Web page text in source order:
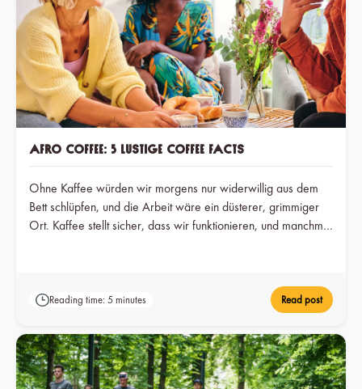
Afro Coffee: 5 lustige Coffee Facts
Ohne Kaffee würden wir morgens nur widerwillig aus dem
Bett schlüpfen, und die Arbeit wäre ein düsterer, grimmiger
Ort. Kaffee stellt sicher, dass wir funktionieren, und manchmal
überraschende Geschichten über Kaffee.
Reading time: 5 minutes Read post